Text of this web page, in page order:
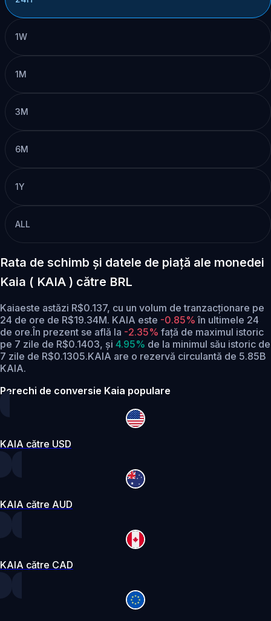
1W
1M
3M
6M
1Y
ALL
Rata de schimb și datele de piață ale monedei
Kaia ( KAIA ) către BRL
Kaiaeste astăzi R$0.137, cu un volum de tranzacționare pe
24 de ore de R$19.34M. KAIA este -0.85%în ultimele 24
de ore.În prezent se află la -2.35% față de maximul istoric
pe 7 zile de R$0.1403, și 4.95% de la minimul său istoric de
7 zile de R$0.1305.KAIA are o rezervă circulantă de 5.85B
KAIA.
Perechi de conversie Kaia populare
KAIA către USD
KAIA către AUD
KAIA către CAD